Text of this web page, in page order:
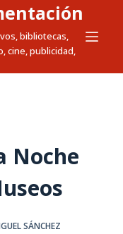
bibliotecas,
cine, publicidad,
Noche
SÁNCHEZ